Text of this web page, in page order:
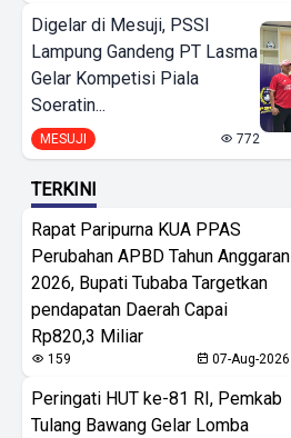
Digelar di Mesuji, PSSI
Lampung Gandeng PT Lasma
Gelar Kompetisi Piala
Soeratin...
MESUJI 772
TERKINI
Rapat Paripurna KUA PPAS
Perubahan APBD Tahun Anggaran
2026, Bupati Tubaba Targetkan
pendapatan Daerah Capai
Rp820,3 Miliar
159 07-Aug-2026
Peringati HUT ke-81 RI, Pemkab
Tulang Bawang Gelar Lomba